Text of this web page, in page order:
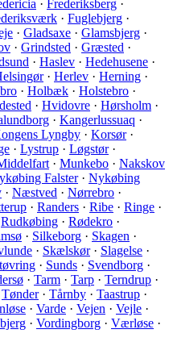
· Frederiksberg ·
· Fuglebjerg ·
· Gladsaxe · Glamsbjerg ·
· Grindsted · Græsted ·
· Haslev · Hedehusene ·
· Herlev · Herning ·
· Holbæk · Holstebro ·
· Hvidovre · Hørsholm ·
· Kangerlussuaq ·
Lyngby · Korsør·
· Lystrup · Løgstør·
· Munkebo · Nakskov
Falster· Nykøbing
· Næstved · Nørrebro ·
· Randers · Ribe · Ringe ·
Rudkøbing · Rødekro ·
· Silkeborg · Skagen ·
· Skælskør· Slagelse ·
· Sunds · Svendborg ·
· Tarm · Tarp · Terndrup ·
Tønder· Tårnby · Taastrup ·
· Varde · Vejen · Vejle ·
· Vordingborg · Værløse ·